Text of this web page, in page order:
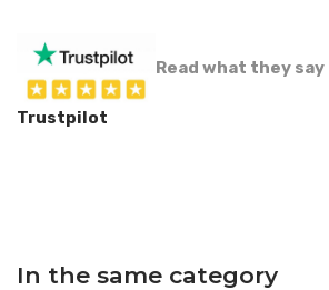
Read what they
Trustpilot
In the same category